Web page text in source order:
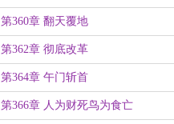
第360章 翻天覆地
第362章 彻底改革
第364章 午门斩首
第366章 人为财死鸟为食亡